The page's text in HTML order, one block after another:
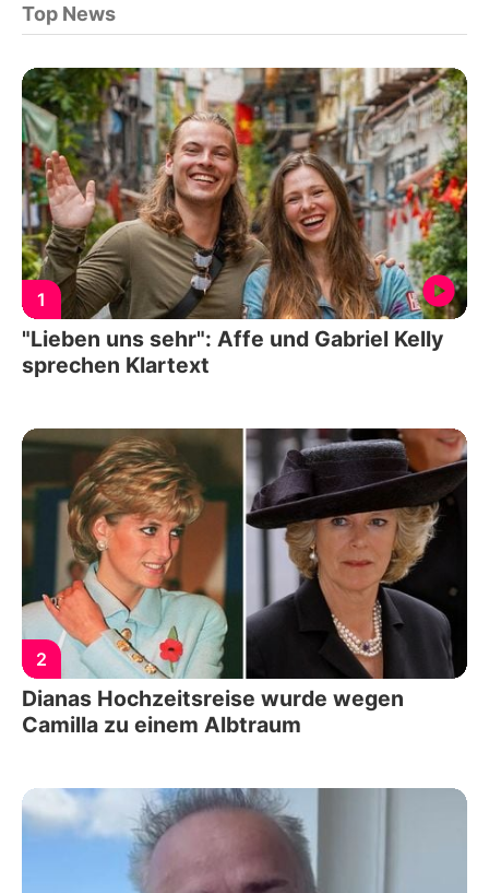
Top News
1
"Lieben uns sehr": Affe und Gabriel Kelly
sprechen Klartext
2
Dianas Hochzeitsreise wurde wegen
Camilla zu einem Albtraum